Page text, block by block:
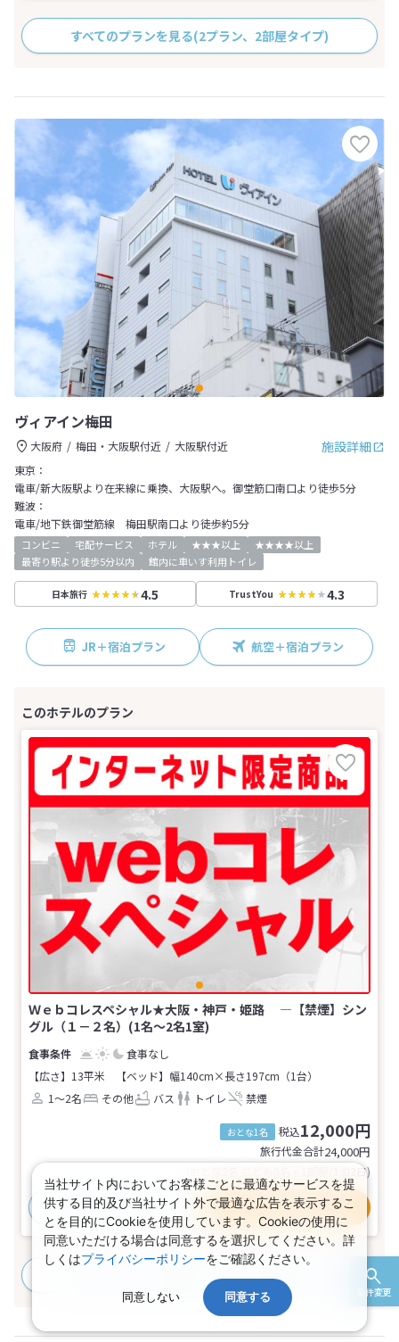
条件変更
すべてのプランを見る(2プラン、2部屋タイプ)
ヴィアイン梅田
施設詳細
大阪府 梅田・大阪駅付近
大阪駅付近
東京：
電車/新大阪駅より在来線に乗換、大阪駅へ。御堂筋口南口より徒歩5分
難波：
電車/地下鉄御堂筋線 梅田駅南口より徒歩約5分
コンビニ 宅配サービス ホテル ★★★以上
★★★★以上
最寄り駅より徒歩5分以内
館内に車いす利用トイレ
日本旅行 4.5 TrustYou 4.3
JR＋宿泊プラン 航空＋宿泊プラン
Ｗｅｂコレスペシャル★大阪・神戸・姫路 ―【禁煙】シン
グル（１－２名）(1名～2名1室)
食事なし
【広さ】13平米
【ベッド】幅140cm×長さ197cm（1台）
1～2名
その他 バス トイレ 禁煙
おとな1名 税込12,000円
旅行代金合計24,000円
(おとな2名 こども0名・1部屋/1泊2日)
おすすめポイント プランの詳細
(2プラン、1部屋タイプ)
当社サイト内においてお客様ごとに最適なサービスを提
供する目的及び当社サイト外で最適な広告を表示するこ
とを目的にCookieを使用しています。Cookieの使用に
同意いただける場合は同意するを選択してください。詳
しくはプライバシーポリシーをご確認ください。
同意しない 同意する